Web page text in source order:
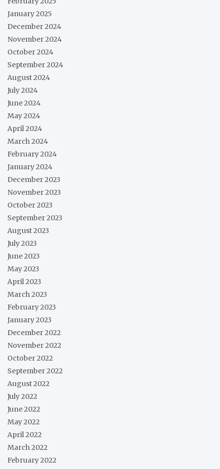
January 2025
December 2024
November 2024
October 2024
September 2024
August 2024
July 2024
June 2024
May 2024
April 2024
March 2024
February 2024
January 2024
December 2023
November 2023
October 2023
September 2023
August 2023
July 2023
June 2023
May 2023
April 2023
March 2023
February 2023
January 2023
December 2022
November 2022
October 2022
September 2022
August 2022
July 2022
June 2022
May 2022
April 2022
March 2022
February 2022